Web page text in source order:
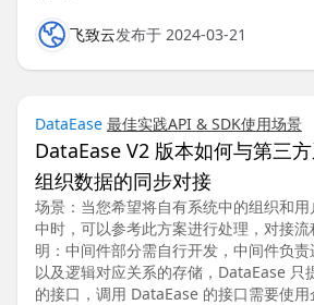
飞致云发布于 2024-03-21
DataEase 最佳实践API & SDK使用场景
DataEase V2 版本如何与第三方
组织数据的同步对接
场景：当您希望将自有系统中的组织和
中时，可以参考此方案进行处理，对接
明：中间件部分需自行开发，中间件负
以及逻辑对应关系的存储，DataEase 只
的接口，调用 DataEase 的接口需要使